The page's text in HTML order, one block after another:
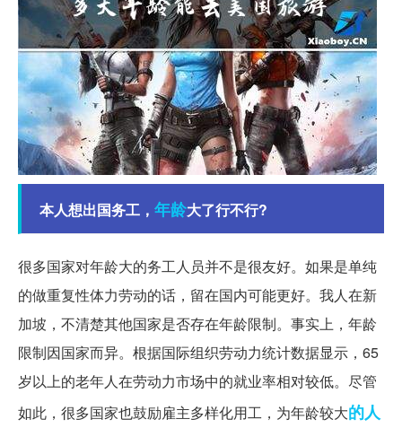
本人想出国务工， 年龄大了行不行?
很多国家对年龄大的务工人员并不是很友好。如果是单纯
的做重复性体力劳动的话，留在国内可能更好。我人在新
加坡，不清楚其他国家是否存在年龄限制。事实上，年龄
限制因国家而异。根据国际组织劳动力统计数据显示，65
岁以上的老年人在劳动力市场中的就业率相对较低。尽管
如此，很多国家也鼓励雇主多样化用工，为年龄较大的人